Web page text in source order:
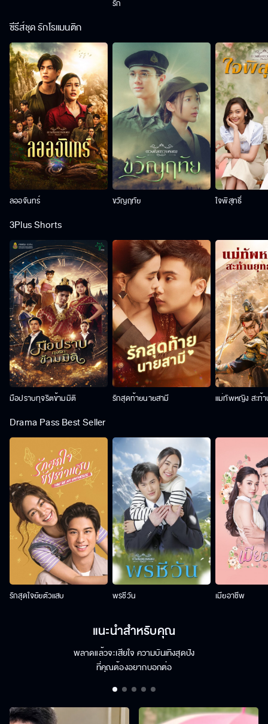
รัก
ซีรีส์ชุด รักโรแมนติก
ลออจันทร์ ขวัญฤทัย ใจพิสุทธิ์
3Plus Shorts
มือปราบทุจริตข้ามมิติ รักสุดท้ายนายสามี แม่ทัพหญิง สะท้
Drama Pass Best Seller
รักสุดใจยัยตัวแสบ พรชีวัน เมียอาชีพ
แนะนำสำหรับคุณ
พลาดแล้วจะเสียใจ ความบันเทิงสุดปัง
ที่คุณต้องอยากบอกต่อ